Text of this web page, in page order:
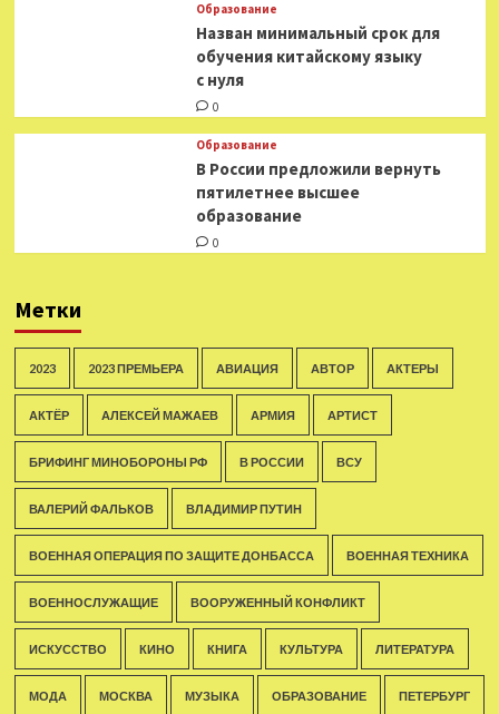
Образование
Назван минимальный срок для
обучения китайскому языку
с нуля
0
Образование
В России предложили вернуть
пятилетнее высшее
образование
0
Метки
2023 2023 ПРЕМЬЕРА АВИАЦИЯ АВТОР АКТЕРЫ
АКТЁР АЛЕКСЕЙ МАЖАЕВ АРМИЯ АРТИСТ
БРИФИНГ МИНОБОРОНЫ РФ В РОССИИ ВСУ
ВАЛЕРИЙ ФАЛЬКОВ ВЛАДИМИР ПУТИН
ВОЕННАЯ ОПЕРАЦИЯ ПО ЗАЩИТЕ ДОНБАССА ВОЕННАЯ ТЕХНИКА
ВОЕННОСЛУЖАЩИЕ ВООРУЖЕННЫЙ КОНФЛИКТ
ИСКУССТВО КИНО КНИГА КУЛЬТУРА ЛИТЕРАТУРА
МОДА МОСКВА МУЗЫКА ОБРАЗОВАНИЕ ПЕТЕРБУРГ